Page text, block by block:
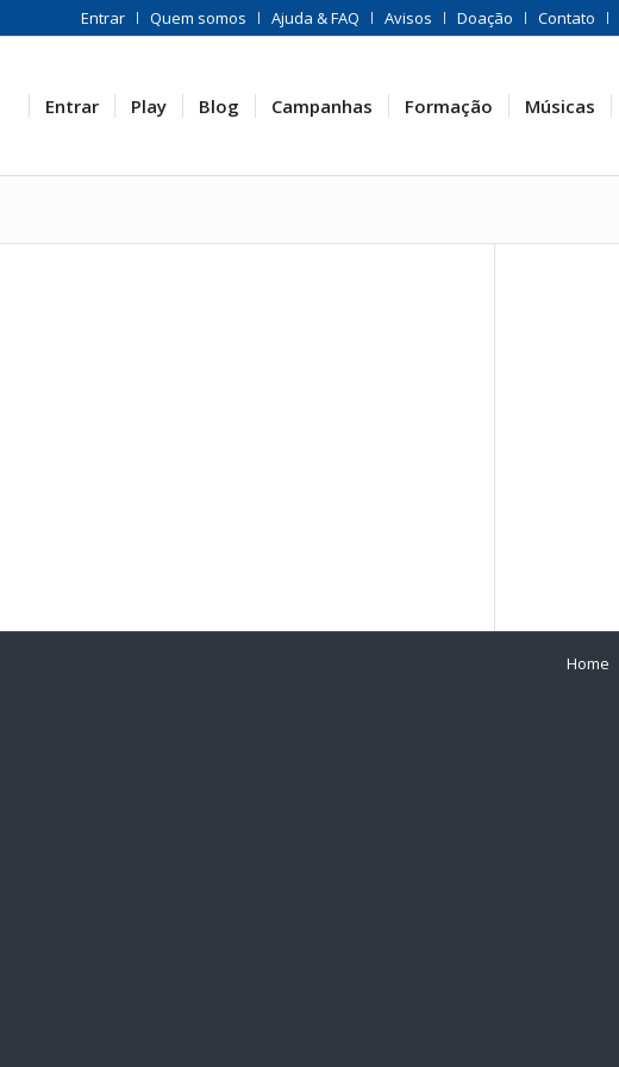
Entrar Quem somos Ajuda & FAQ Avisos Doação Contato
Entrar Play Blog Campanhas Formação Músicas
Home